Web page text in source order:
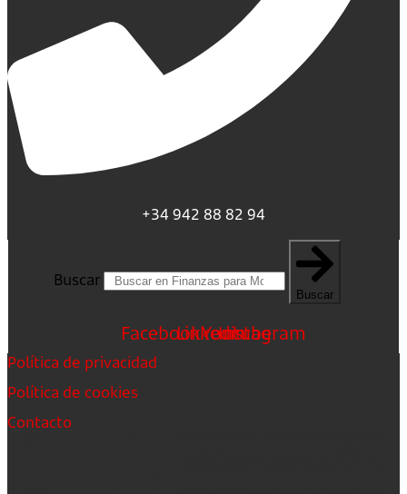
+34 942 88 82 94
Buscar
Buscar
FacebookLinkedin
Youtube
Instagram
Política de privacidad
Política de cookies
Contacto